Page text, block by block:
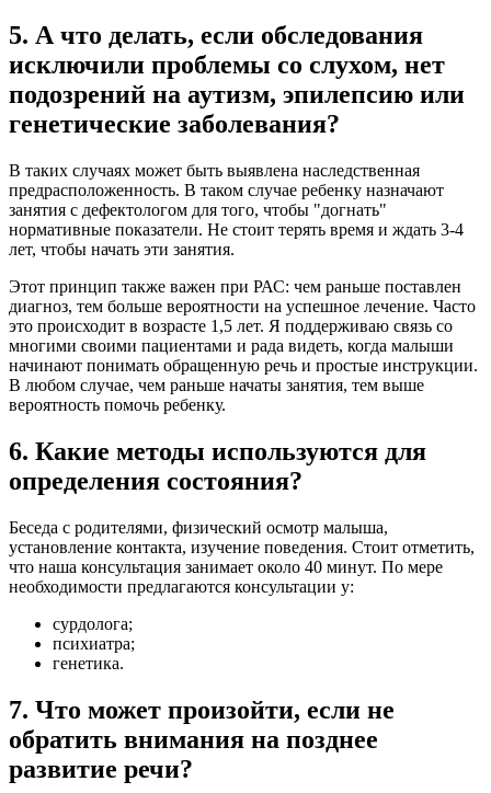
5. А что делать, если обследования
исключили проблемы со слухом, нет
подозрений на аутизм, эпилепсию или
генетические заболевания?
В таких случаях может быть выявлена наследственная
предрасположенность. В таком случае ребенку назначают
занятия с дефектологом для того, чтобы "догнать"
нормативные показатели. Не стоит терять время и ждать 3-4
лет, чтобы начать эти занятия.
Этот принцип также важен при РАС: чем раньше поставлен
диагноз, тем больше вероятности на успешное лечение. Часто
это происходит в возрасте 1,5 лет. Я поддерживаю связь со
многими своими пациентами и рада видеть, когда малыши
начинают понимать обращенную речь и простые инструкции.
В любом случае, чем раньше начаты занятия, тем выше
вероятность помочь ребенку.
6. Какие методы используются для
определения состояния?
Беседа с родителями, физический осмотр малыша,
установление контакта, изучение поведения. Стоит отметить,
что наша консультация занимает около 40 минут. По мере
необходимости предлагаются консультации у:
сурдолога;
психиатра;
генетика.
7. Что может произойти, если не
обратить внимания на позднее
развитие речи?